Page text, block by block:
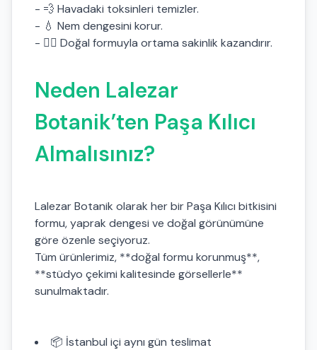
- 💨 Havadaki toksinleri temizler.
- 💧 Nem dengesini korur.
- 🧘‍♀️ Doğal formuyla ortama sakinlik kazandırır.
Neden Lalezar
Botanik’ten Paşa Kılıcı
Almalısınız?
Lalezar Botanik olarak her bir Paşa Kılıcı bitkisini
formu, yaprak dengesi ve doğal görünümüne
göre özenle seçiyoruz.
Tüm ürünlerimiz, **doğal formu korunmuş**,
**stüdyo çekimi kalitesinde görsellerle**
sunulmaktadır.
📦 İstanbul içi aynı gün teslimat